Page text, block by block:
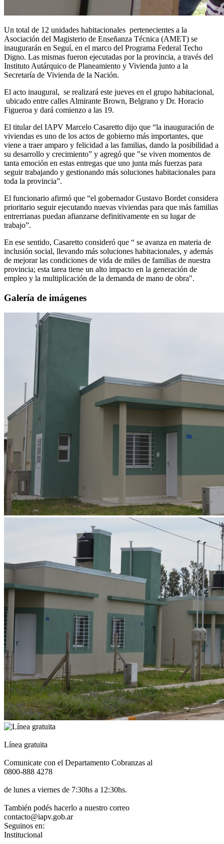
Un total de 12 unidades habitacionales pertenecientes a la
Asociación del Magisterio de Enseñanza Técnica (AMET) se
inaugurarán en Seguí, en el marco del Programa Federal Techo
Digno. Las mismas fueron ejecutadas por la provincia, a través del
Instituto Autárquico de Planeamiento y Vivienda junto a la
Secretaría de Vivienda de la Nación.
El acto inaugural, se realizará este jueves en el grupo habitacional,
ubicado entre calles Almirante Brown, Belgrano y Dr. Horacio
Figueroa y dará comienzo a las 19.
El titular del IAPV Marcelo Casaretto dijo que “la inauguración de
viviendas es uno de los actos de gobierno más importantes, que
viene a traer amparo y felicidad a las familias, dando la posibilidad a
su desarrollo y crecimiento” y agregó que "se viven momentos de
tanta emoción en estas entregas que uno junta más fuerzas para
seguir trabajando y gestionando más soluciones habitacionales para
toda la provincia”.
El funcionario afirmó que “el gobernador Gustavo Bordet considera
prioritario seguir ejecutando nuevas viviendas para que más familias
entrerrianas puedan afianzarse definitivamente en su lugar de
trabajo”.
En ese sentido, Casaretto consideró que “ se avanza en materia de
inclusión social, llevando más soluciones habitacionales, y además
de mejorar las condiciones de vida de miles de familias de nuestra
provincia; esta tarea tiene un alto impacto en la generación de
empleo y la multiplicación de la demanda de mano de obra".
Galería de imágenes
Línea gratuita
Comunicate con el Departamento Cobranzas al
0800-888 4278
de lunes a viernes de 7:30hs a 12:30hs.
También podés hacerlo a nuestro correo
contacto@iapv.gob.ar
Seguinos en:
Institucional